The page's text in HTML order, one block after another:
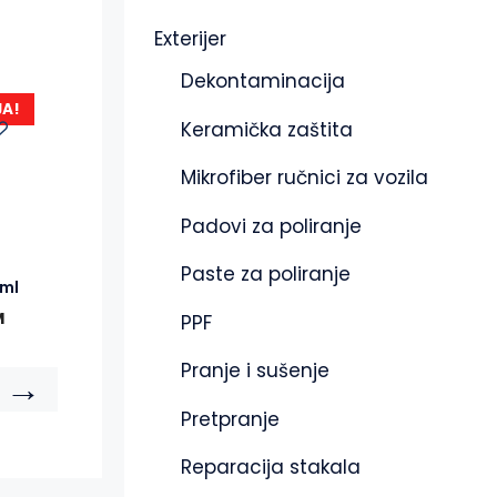
→
Exterijer
Dekontaminacija
Keramička zaštita
Mikrofiber ručnici za vozila
Padovi za poliranje
Paste za poliranje
PPF
Pranje i sušenje
Pretpranje
Reparacija stakala